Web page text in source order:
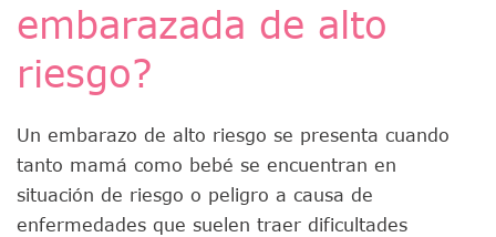
embarazada de alto
riesgo?
Un embarazo de alto riesgo se presenta cuando
tanto mamá como bebé se encuentran en
situación de riesgo o peligro a causa de
enfermedades que suelen traer dificultades